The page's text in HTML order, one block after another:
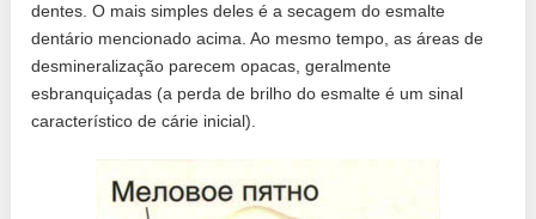
dentes. O mais simples deles é a secagem do esmalte
dentário mencionado acima. Ao mesmo tempo, as áreas de
desmineralização parecem opacas, geralmente
esbranquiçadas (a perda de brilho do esmalte é um sinal
característico de cárie inicial).